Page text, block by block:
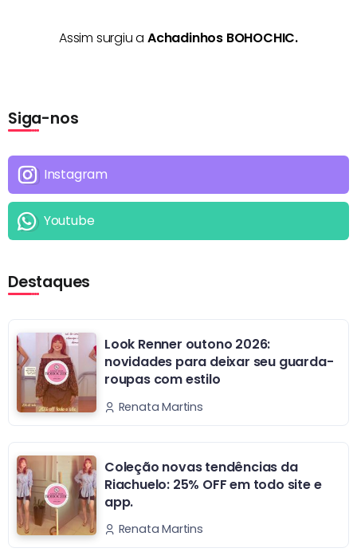
Assim surgiu a Achadinhos BOHOCHIC.
Siga-nos
Instagram
Youtube
Destaques
Look Renner outono 2026:
novidades para deixar seu guarda-
roupas com estilo
Renata Martins
Coleção novas tendências da
Riachuelo: 25% OFF em todo site e
app.
Renata Martins